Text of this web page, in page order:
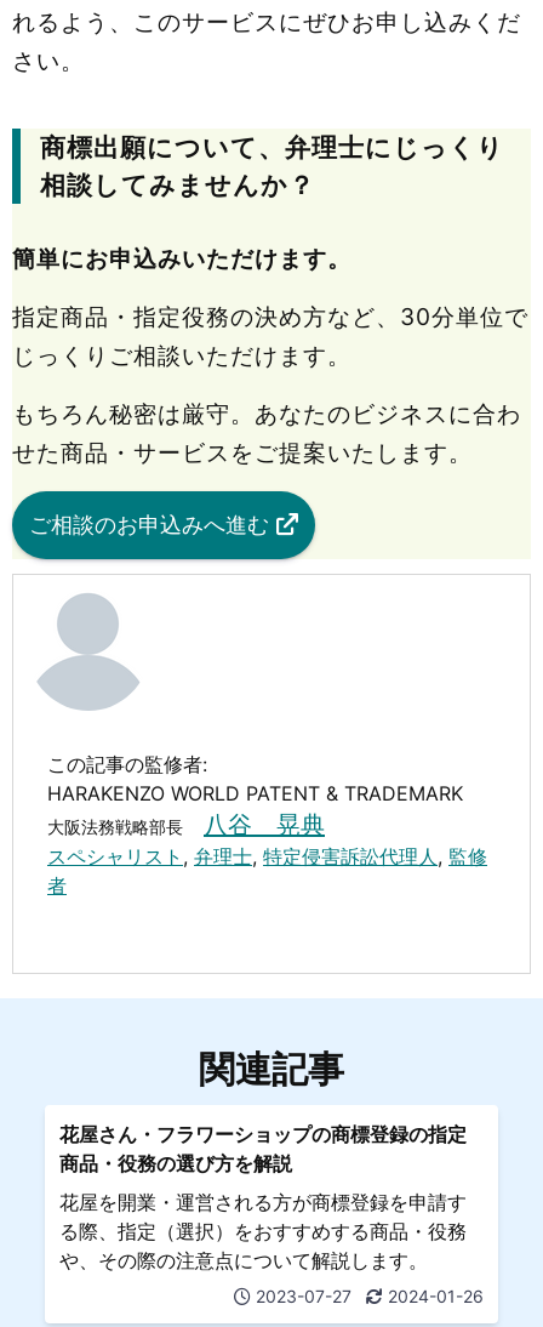
れるよう、このサービスにぜひお申し込みくだ
さい。
商標出願について、弁理士にじっくり
相談してみませんか？
簡単にお申込みいただけます。
指定商品・指定役務の決め方など、30分単位で
じっくりご相談いただけます。
もちろん秘密は厳守。あなたのビジネスに合わ
せた商品・サービスをご提案いたします。
ご相談のお申込みへ進む
この記事の監修者:
HARAKENZO WORLD PATENT & TRADEMARK
大阪法務戦略部長 八谷 晃典
スペシャリスト , 弁理士, 特定侵害訴訟代理人 , 監修
者
関連記事
花屋さん・フラワーショップの商標登録の指定
商品・役務の選び方を解説
花屋を開業・運営される方が商標登録を申請す
る際、指定（選択）をおすすめする商品・役務
や、その際の注意点について解説します。
2023-07-27 2024-01-26